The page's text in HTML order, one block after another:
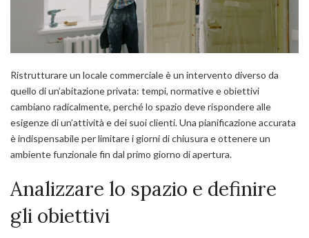
Ristrutturare un locale commerciale è un intervento diverso da
quello di un’abitazione privata: tempi, normative e obiettivi
cambiano radicalmente, perché lo spazio deve rispondere alle
esigenze di un’attività e dei suoi clienti. Una pianificazione accurata
è indispensabile per limitare i giorni di chiusura e ottenere un
ambiente funzionale fin dal primo giorno di apertura.
Analizzare lo spazio e definire
gli obiettivi